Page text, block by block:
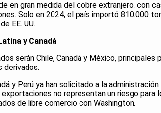
en gran medida del cobre extranjero, con
Solo en 2024, el país importó 810.000
EE. UU.
y Canadá
serán Chile, Canadá y México, principales
derivados.
y Perú ya han solicitado a la
no representan un riesgo para
de libre comercio con Washington.